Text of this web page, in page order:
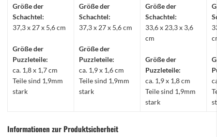
Größe der
Schachtel:
37,3 x 27 x 5,6 cm
Größe der
Puzzleteile:
ca. 1,8 x 1,7 cm
Teile sind 1,9mm
stark
Größe der
Schachtel:
37,3 x 27 x 5,6 cm
Größe der
Puzzleteile:
ca. 1,9 x 1,6 cm
Teile sind 1,9mm
stark
Größe der
Schachtel:
33,6 x 23,3 x 3,6
cm
Größe der
Puzzleteile:
ca. 1,9 x 1,8 cm
Teile sind 1,9mm
stark
Informationen zur Produktsicherheit